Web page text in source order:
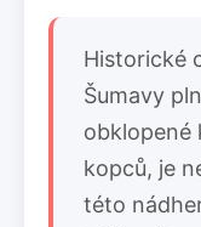
Historické
Šumavy
obklopené
kopců, je
této